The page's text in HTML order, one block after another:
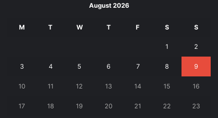
August 2026
M T W T F S S
1 2
3 4 5 6 7 8 9
10 11 12 13 14 15 16
17 18 19 20 21 22 23